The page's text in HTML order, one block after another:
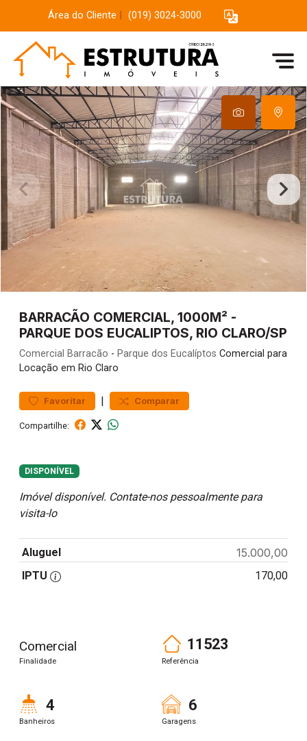
Área do Cliente (019) 3024-3000
BARRACÃO COMERCIAL, 1000M² -
PARQUE DOS EUCALIPTOS, RIO CLARO/SP
Comercial Barracão - Parque dos Eucalíptos Comercial para
Locação em Rio Claro
Favoritar | Comparar
Compartilhe:
DISPONÍVEL
Imóvel disponível. Contate-nos pessoalmente para
visita-lo
Aluguel 15.000,00
IPTU 170,00
Comercial
Finalidade
11523
Referência
4
Banheiros
6
Garagens